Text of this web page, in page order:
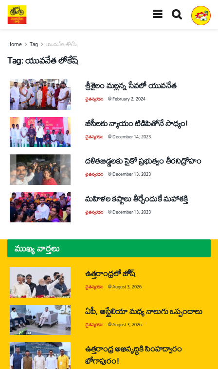
Home Tag యువనేత లోకేష్‌
Tag:యువనేత లోకేష్‌
శ్రీశైలం మల్లన్న సేవలో యువనేత
చైతన్యరధం @February 2, 2024
బీసీలకు న్యాయం టిడిపితోనే సాధ్యం!
చైతన్యరధం @December 14, 2023
దళితబిడ్డలకు సైకో ప్రభుత్వం తీరనిద్రోహం
చైతన్యరధం @December 13, 2023
మహిళల కష్టాలు తీర్చేందుకే మహాశక్తి
చైతన్యరధం @December 13, 2023
ముఖ్య వార్తలు
ఉత్తరాంధ్రలో జోష్
చైతన్యరధం @August 3, 2026
ఏపీ, ఆస్ట్రేలియా మధ్య నాలుగు ఒప్పందాలు
చైతన్యరధం @August 3, 2026
ఉత్తరాంధ్ర అభివృద్ధికి సింహద్వారం
భోగాపురం!